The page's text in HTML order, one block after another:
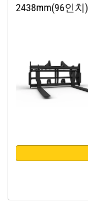
2438mm(96인치)